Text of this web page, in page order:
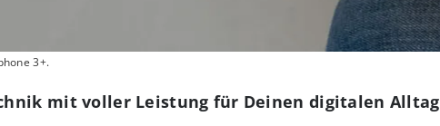
3+.
mit voller Leistung für Deinen digitalen Alltag